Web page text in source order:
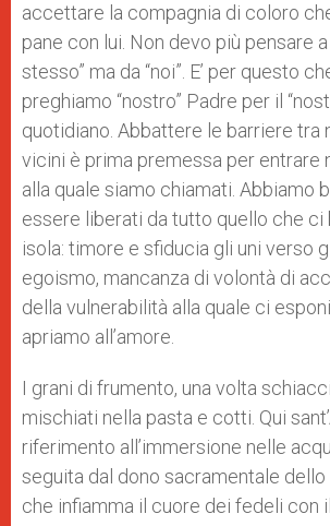
accettare la compagnia di coloro
pane con lui. Non devo più pensare
stesso” ma da “noi”. E’ per questo
preghiamo “nostro” Padre per il
quotidiano. Abbattere le barriere tra
vicini è prima premessa per entrare
alla quale siamo chiamati. Abbiamo
essere liberati da tutto quello che ci
isola: timore e sfiducia gli uni verso
egoismo, mancanza di volontà di
della vulnerabilità alla quale ci
apriamo all’amore.
I grani di frumento, una volta
mischiati nella pasta e cotti. Qui
riferimento all’immersione nelle
seguita dal dono sacramentale
che infiamma il cuore dei fedeli con